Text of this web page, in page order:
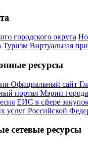
городского округа
Туризм Виртуальная
ресурсы
Официальный сайт
портал Мэрии города
ЕИС в сфере
услуг Российской
сетевые ресурсы